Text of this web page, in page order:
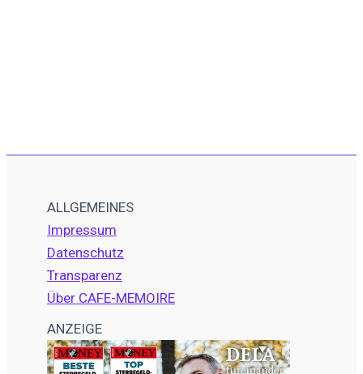
ALLGEMEINES
Impressum
Datenschutz
Transparenz
Über CAFE-MEMOIRE
ANZEIGE